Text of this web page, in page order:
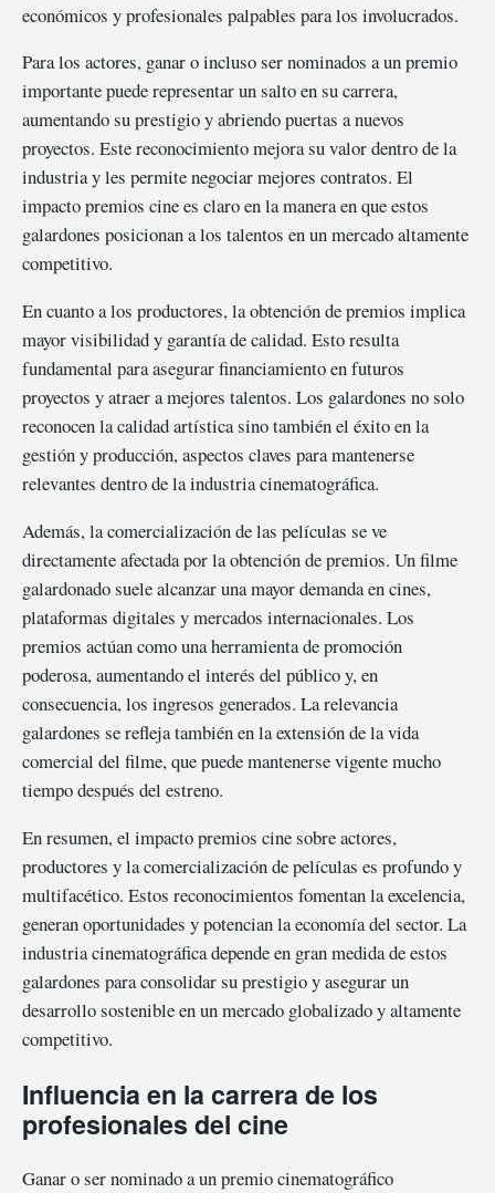
económicos y profesionales palpables para los involucrados.
Para los actores, ganar o incluso ser nominados a un premio
importante puede representar un salto en su carrera,
aumentando su prestigio y abriendo puertas a nuevos
proyectos. Este reconocimiento mejora su valor dentro de la
industria y les permite negociar mejores contratos. El
impacto premios cine es claro en la manera en que estos
galardones posicionan a los talentos en un mercado altamente
competitivo.
En cuanto a los productores, la obtención de premios implica
mayor visibilidad y garantía de calidad. Esto resulta
fundamental para asegurar financiamiento en futuros
proyectos y atraer a mejores talentos. Los galardones no solo
reconocen la calidad artística sino también el éxito en la
gestión y producción, aspectos claves para mantenerse
relevantes dentro de la industria cinematográfica.
Además, la comercialización de las películas se ve
directamente afectada por la obtención de premios. Un filme
galardonado suele alcanzar una mayor demanda en cines,
plataformas digitales y mercados internacionales. Los
premios actúan como una herramienta de promoción
poderosa, aumentando el interés del público y, en
consecuencia, los ingresos generados. La relevancia
galardones se refleja también en la extensión de la vida
comercial del filme, que puede mantenerse vigente mucho
tiempo después del estreno.
En resumen, el impacto premios cine sobre actores,
productores y la comercialización de películas es profundo y
multifacético. Estos reconocimientos fomentan la excelencia,
generan oportunidades y potencian la economía del sector. La
industria cinematográfica depende en gran medida de estos
galardones para consolidar su prestigio y asegurar un
desarrollo sostenible en un mercado globalizado y altamente
competitivo.
Influencia en la carrera de los
profesionales del cine
Ganar o ser nominado a un premio cinematográfico